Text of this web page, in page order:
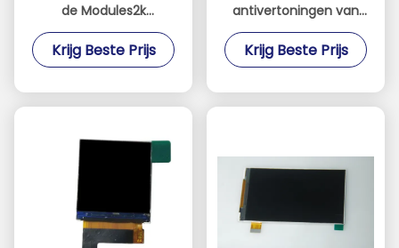
de Modules2k
Resolutie van TFT LCD
van de duimlvds
Krijg Beste Prijs
antivertoningen van
Glanstft lcd voor
Industriële of
Krijg Beste Prijs